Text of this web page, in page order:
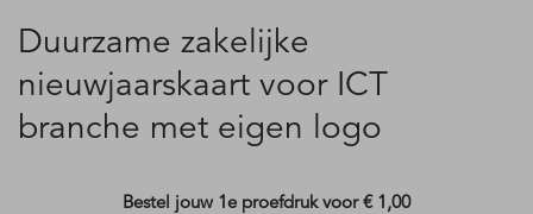
Duurzame zakelijke
nieuwjaarskaart voor ICT
branche met eigen logo
Bestel jouw 1e proefdruk voor€ 1,00